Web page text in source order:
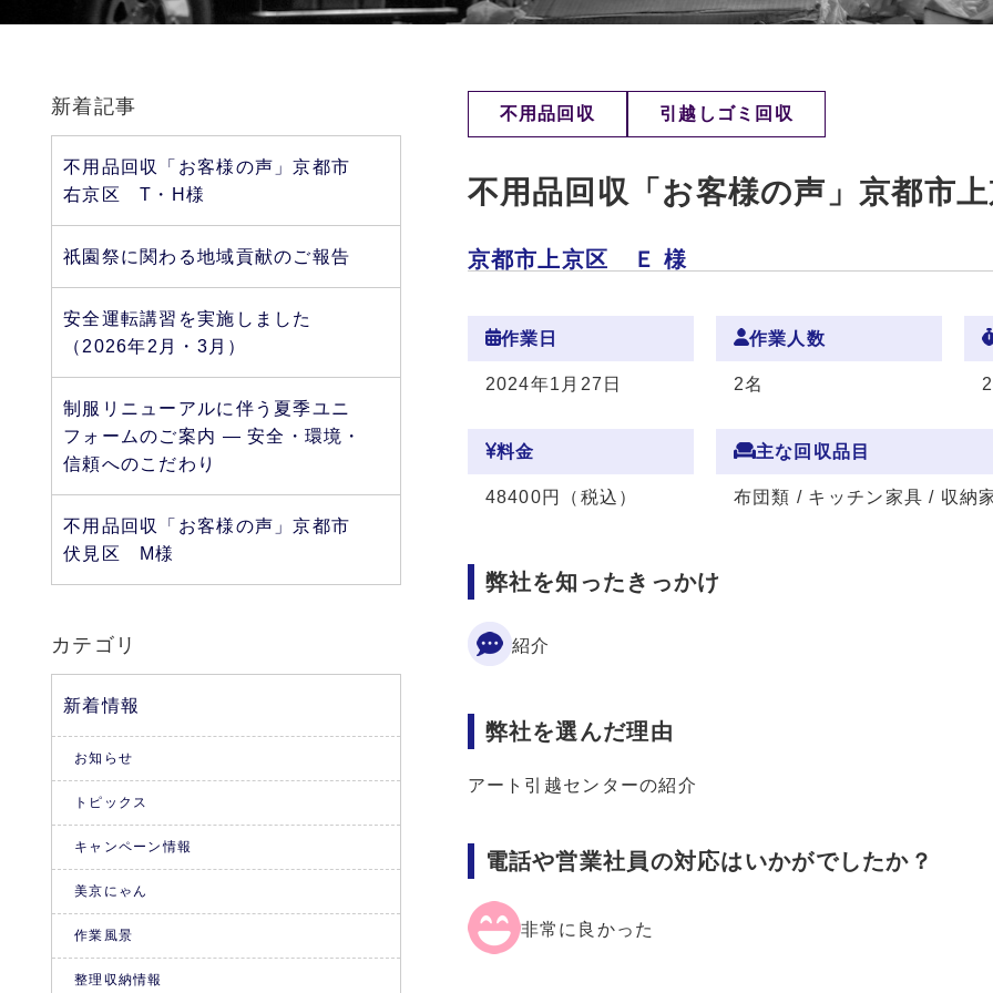
不用品回収 引越しゴミ回収
不用品回収「お客様の声」京都市
京都市上京区 Ｅ 様
作業日
2024年1月27日
作業人数
2名
料金
48400円（税込）
主な回収品目
布団類 / キッチン家具 / 収納
弊社を知ったきっかけ
紹介
弊社を選んだ理由
アート引越センターの紹介
電話や営業社員の対応はいかがでしたか？
非常に良かった
新着記事
不用品回収「お客様の声」京都市
右京区 T・H様
祇園祭に関わる地域貢献のご報告
安全運転講習を実施しました
（2026年2月・3月）
制服リニューアルに伴う夏季ユニ
フォームのご案内 ― 安全・環境・
信頼へのこだわり
不用品回収「お客様の声」京都市
伏見区 M様
カテゴリ
新着情報
お知らせ
トピックス
キャンペーン情報
美京にゃん
作業風景
整理収納情報